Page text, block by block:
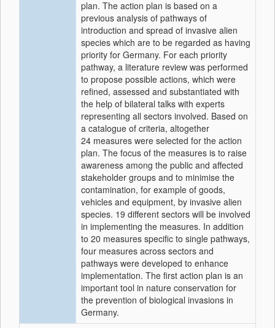
plan. The action plan is based on a
previous analysis of pathways of
introduction and spread of invasive alien
species which are to be regarded as having
priority for Germany. For each priority
pathway, a literature review was performed
to propose possible actions, which were
refined, assessed and substantiated with
the help of bilateral talks with experts
representing all sectors involved. Based on
a catalogue of criteria, altogether
24 measures were selected for the action
plan. The focus of the measures is to raise
awareness among the public and affected
stakeholder groups and to minimise the
contamination, for example of goods,
vehicles and equipment, by invasive alien
species. 19 different sectors will be involved
in implementing the measures. In addition
to 20 measures specific to single pathways,
four measures across sectors and
pathways were developed to enhance
implementation. The first action plan is an
important tool in nature conservation for
the prevention of biological invasions in
Germany.